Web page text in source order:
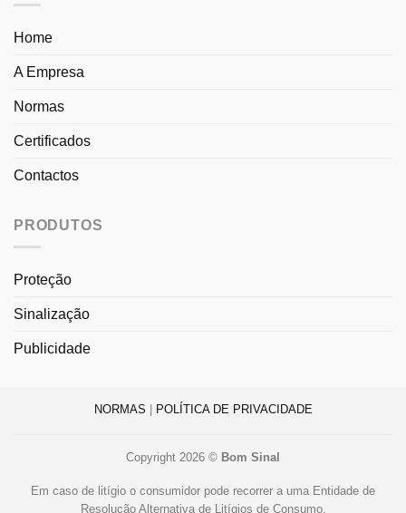
Home
A Empresa
Normas
Certificados
Contactos
PRODUTOS
Proteção
Sinalização
Publicidade
NORMAS POLÍTICA DE PRIVACIDADE
Copyright 2026 © Bom Sinal
Em caso de litígio o consumidor pode recorrer a uma Entidade de
Resolução Alternativa de Litígios de Consumo.